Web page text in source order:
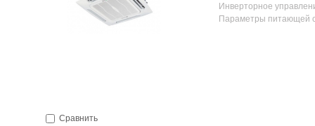
Сравнить
Инверторное
Параметры питающей